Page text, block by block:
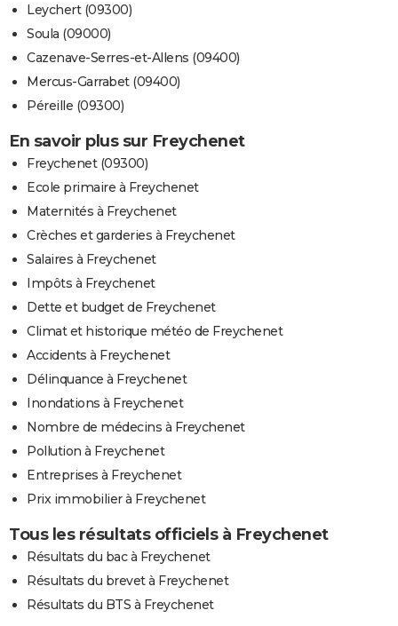
Leychert (09300)
Soula (09000)
Cazenave-Serres-et-Allens (09400)
Mercus-Garrabet (09400)
Péreille (09300)
En savoir plus sur Freychenet
Freychenet (09300)
Ecole primaire à Freychenet
Maternités à Freychenet
Crèches et garderies à Freychenet
Salaires à Freychenet
Impôts à Freychenet
Dette et budget de Freychenet
Climat et historique météo de Freychenet
Accidents à Freychenet
Délinquance à Freychenet
Inondations à Freychenet
Nombre de médecins à Freychenet
Pollution à Freychenet
Entreprises à Freychenet
Prix immobilier à Freychenet
Tous les résultats officiels à Freychenet
Résultats du bac à Freychenet
Résultats du brevet à Freychenet
Résultats du BTS à Freychenet